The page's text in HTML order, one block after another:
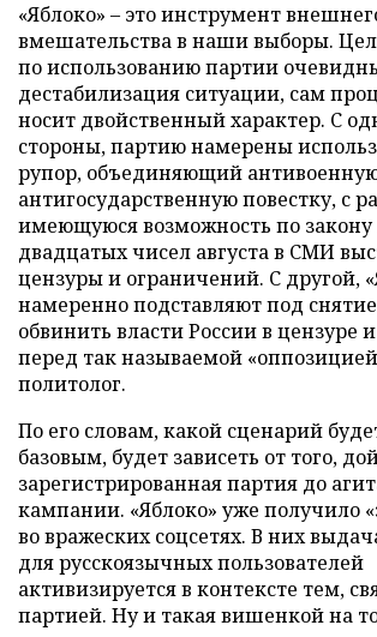
«Яблоко» – это инструмент
вмешательства в наши выборы.
по использованию партии
дестабилизация ситуации, сам
носит двойственный характер. С
стороны, партию намерены
рупор, объединяющий
антигосударственную повестку, с
имеющуюся возможность по закону
двадцатых чисел августа в СМИ
цензуры и ограничений. С другой,
намеренно подставляют под
обвинить власти России в цензуре и
перед так называемой
политолог.
По его словам, какой сценарий
базовым, будет зависеть от того,
зарегистрированная партия до
кампании. «Яблоко» уже получило
во вражеских соцсетях. В них
для русскоязычных пользователей
активизируется в контексте тем,
партией. Ну и такая вишенкой на